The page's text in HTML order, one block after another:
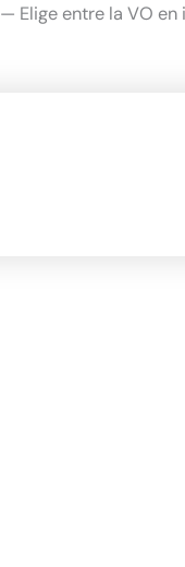
— Elige entre la VO en